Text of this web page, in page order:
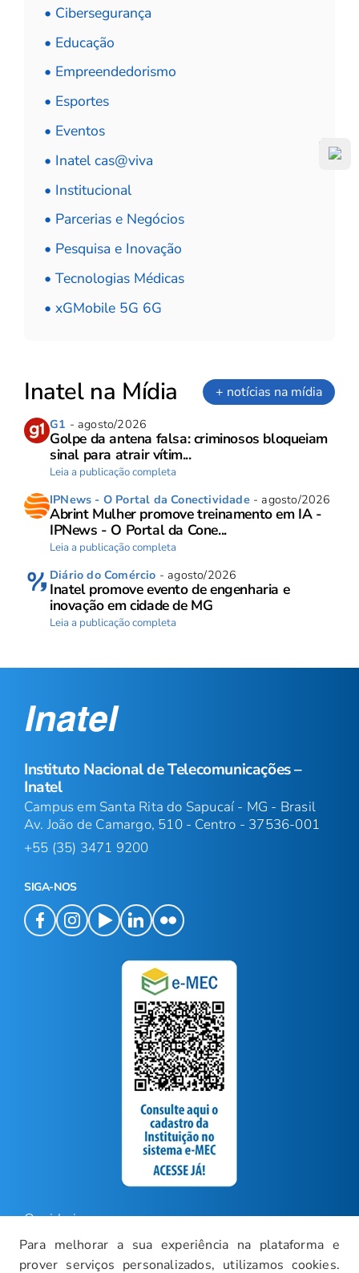
Para melhorar a sua experiência na plataforma e
prover serviços personalizados, utilizamos cookies.
• Cibersegurança
• Educação
• Empreendedorismo
• Esportes
• Eventos
• Inatel cas@viva
• Institucional
• Parcerias e Negócios
• Pesquisa e Inovação
• Tecnologias Médicas
• xGMobile 5G 6G
Inatel na Mídia + notícias na mídia
G1 - agosto/2026
Golpe da antena falsa: criminosos bloqueiam
sinal para atrair vítim...
Leia a publicação completa
IPNews - O Portal da Conectividade- agosto/2026
Abrint Mulher promove treinamento em IA -
IPNews - O Portal da Cone...
Leia a publicação completa
Diário do Comércio - agosto/2026
Inatel promove evento de engenharia e
inovação em cidade de MG
Leia a publicação completa
Instituto Nacional de Telecomunicações –
Inatel
Campus em Santa Rita do Sapucaí - MG - Brasil
Av. João de Camargo, 510 - Centro - 37536-001
+55 (35) 3471 9200
SIGA-NOS
Ouvidoria
Carreiras